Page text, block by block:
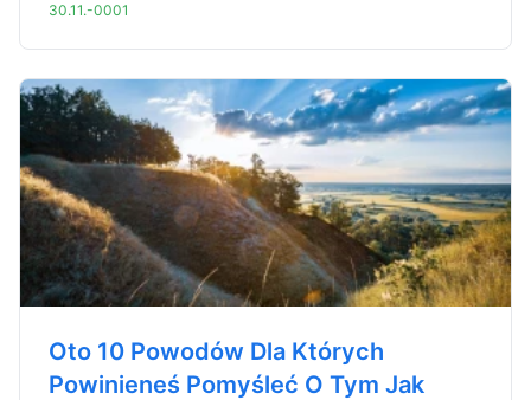
30.11.-0001
Oto 10 Powodów Dla Których
Powinieneś Pomyśleć O Tym Jak